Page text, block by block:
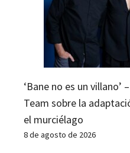
‘Bane no es un
Team sobre la
el murciélago
8 de agosto de 2026